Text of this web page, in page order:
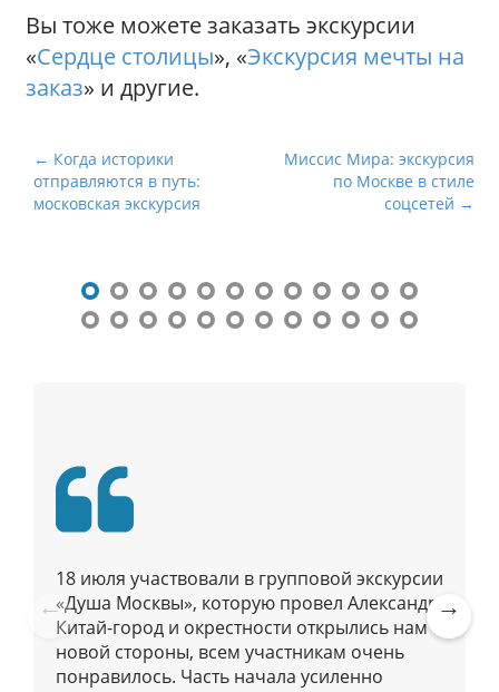
Вы тоже можете заказать экскурсии
«Сердце столицы», «Экскурсия мечты на
заказ» и другие.
Н
а
в
к
← Когда историки
отправляются в путь:
московская экскурсия
Миссис Мира: экскурсия
по Москве в стиле
соцсетей →
Pre
vio
us
18 июля участвовали в групповой экскурсии
«Душа Москвы», которую провел Александр.
Китай-город и окрестности открылись нам с
новой стороны, всем участникам очень
понравилось. Часть начала усиленно
Ne